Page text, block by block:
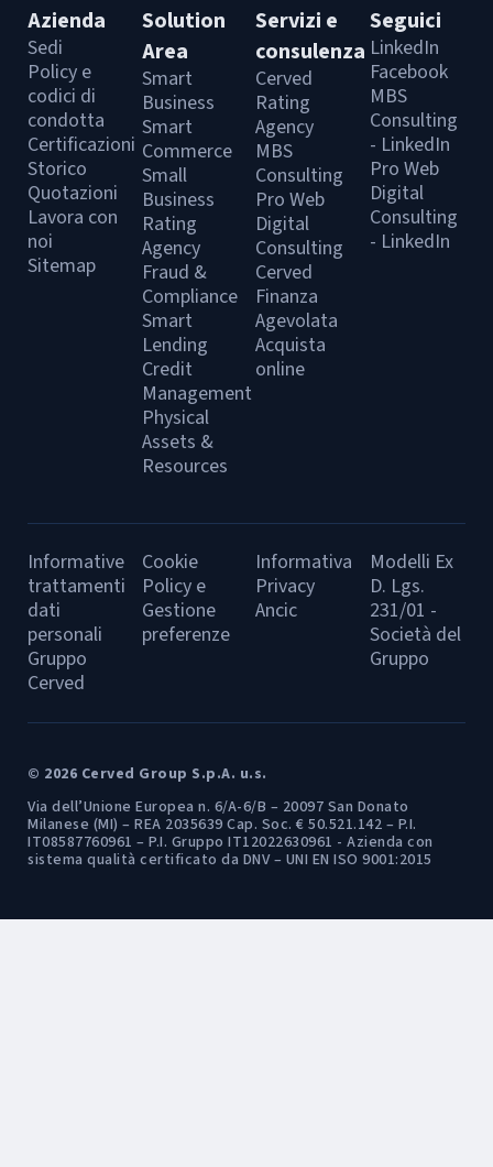
Azienda
Sedi
Policy e
codici di
condotta
Certificazioni
Storico
Quotazioni
Lavora con
noi
Sitemap
Solution
Area
Smart
Business
Smart
Commerce
Small
Business
Rating
Agency
Fraud &
Compliance
Smart
Lending
Credit
Management
Physical
Assets &
Resources
Servizi e
consulenza
Cerved
Rating
Agency
MBS
Consulting
Pro Web
Digital
Consulting
Cerved
Finanza
Agevolata
Acquista
online
Seguici
LinkedIn
Facebook
MBS
Consulting
- LinkedIn
Pro Web
Digital
Consulting
- LinkedIn
Informative
trattamenti
dati
personali
Gruppo
Cerved
Cookie
Policy e
Gestione
preferenze
Informativa
Privacy
Ancic
Modelli Ex
D. Lgs.
231/01 -
Società del
Gruppo
© 2026 Cerved Group S.p.A. u.s.
Via dell’Unione Europea n. 6/A-6/B – 20097 San Donato
Milanese (MI) – REA 2035639 Cap. Soc. € 50.521.142 – P.I.
IT08587760961 – P.I. Gruppo IT12022630961 - Azienda con
sistema qualità certificato da DNV – UNI EN ISO 9001:2015